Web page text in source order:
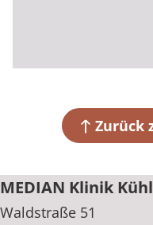
Zurück
MEDIAN Klinik
Waldstraße 51